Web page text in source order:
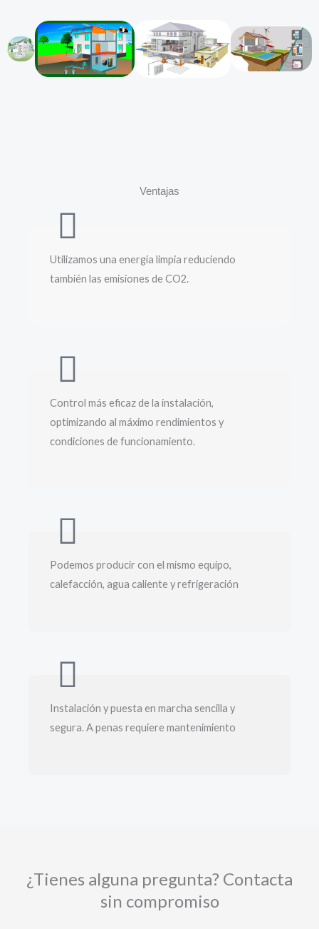
Ventajas
Utilizamos una energía limpia reduciendo
también las emisiones de CO2.
Control más eficaz de la instalación,
optimizando al máximo rendimientos y
condiciones de funcionamiento.
Podemos producir con el mismo equipo,
calefacción, agua caliente y refrigeración
Instalación y puesta en marcha sencilla y
segura. A penas requiere mantenimiento
¿Tienes alguna pregunta? Contacta
sin compromiso